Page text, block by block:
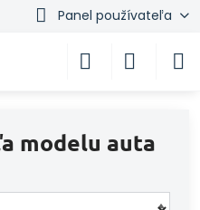
Panel používateľa
modelu auta